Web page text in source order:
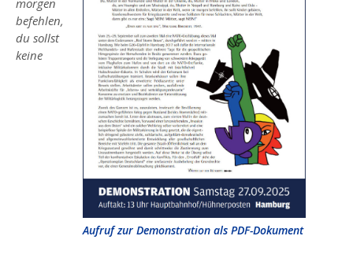
FARSI
DEMO-ROUTE
DOKUMENTATION
AKTIVITÄTEN 2025
RED STORM BRAVO
ARBEITSSICHERSTELLUNGSGESETZ
PRESSESPIEGELAufruf zur Demonstration als PDF-Dokument
morgen
befehlen,
du sollst
keine